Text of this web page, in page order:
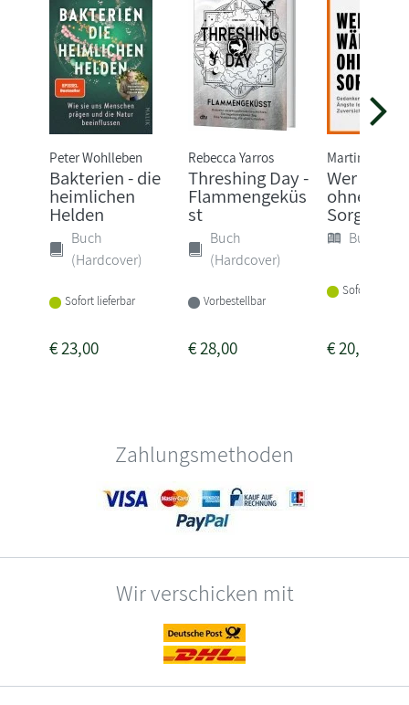
Peter Wohlleben
Bakterien - die
heimlichen
Helden
Buch
(Hardcover)
Sofort lieferbar
€23,00
Rebecca Yarros
Threshing Day -
Flammengeküs
st
Buch
(Hardcover)
Vorbestellbar
€28,00
Martin Wehrle
Wer wärst
ohne
Sorgen?
Buch
Sofort
€20,00
Zahlungsmethoden
Wir verschicken mit